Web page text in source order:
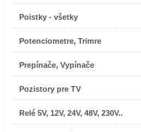
Poistky - všetky
Potenciometre, Trimre
Prepínače, Vypínače
Pozistory pre TV
Relé 5V, 12V, 24V, 48V, 230V..